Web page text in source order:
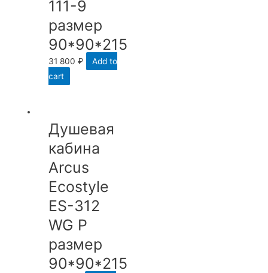
111-9
размер
90*90*215
31 800₽
Add to
cart
Душевая
кабина
Arcus
Ecostyle
ES-312
WG P
размер
90*90*215